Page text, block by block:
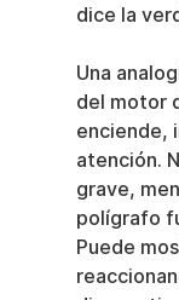
dice la
Una
del motor
enciende,
atención.
grave,
polígrafo
Puede